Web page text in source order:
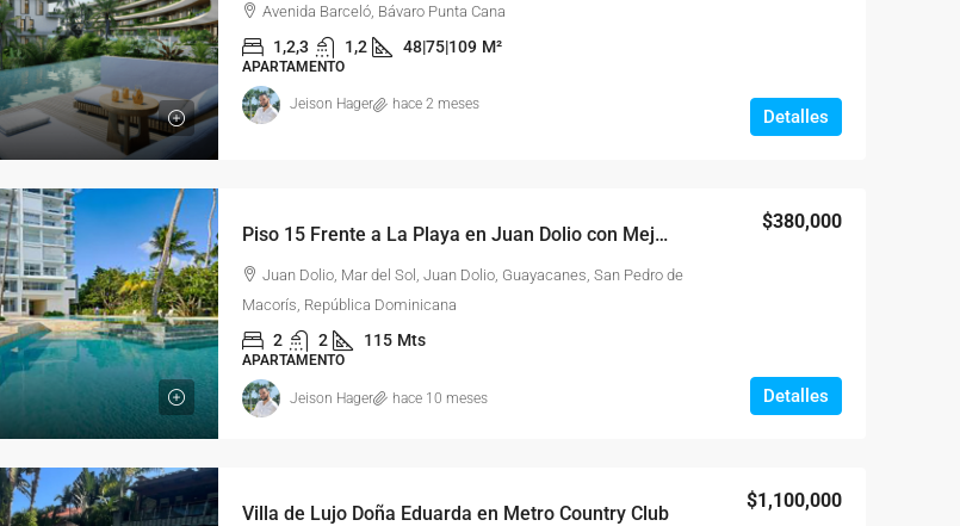
Avenida Barceló, Bávaro Punta Cana
1,2,3 1,2 48|75|109 M²
APARTAMENTO
Detalles
Jeison Hager hace 2 meses
Piso 15 Frente a La Playa en Juan Dolio con Mejor Vista del Caribe
$380,000
Juan Dolio, Mar del Sol, Juan Dolio, Guayacanes, San Pedro de
Macorís, República Dominicana
2 2 115 Mts
APARTAMENTO
Detalles
Jeison Hager hace 10 meses
Villa de Lujo Doña Eduarda en Metro Country Club
$1,100,000